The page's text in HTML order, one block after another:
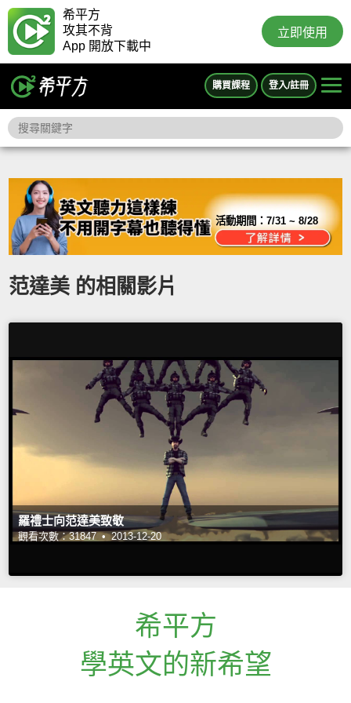
希平方
攻其不背
App 開放下載中
立即使用
購買課程 登入/註冊
活動期間：7/31 ~ 8/28
范達美 的相關影片
羅禮士向范達美致敬
觀看次數：31847 • 2013-12-20
希平方
學英文的新希望